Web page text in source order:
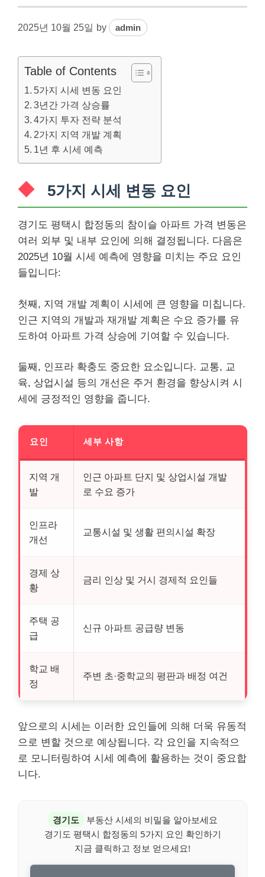
2025년 10월 25일 by admin
Table of Contents
5가지 시세 변동 요인
3년간 가격 상승률
4가지 투자 전략 분석
2가지 지역 개발 계획
1년 후 시세 예측
5가지 시세 변동 요인
경기도 평택시 합정동의 참이슬 아파트 가격 변동은
여러 외부 및 내부 요인에 의해 결정됩니다. 다음은
2025년 10월 시세 예측에 영향을 미치는 주요 요인
들입니다:
첫째, 지역 개발 계획이 시세에 큰 영향을 미칩니다.
인근 지역의 개발과 재개발 계획은 수요 증가를 유
도하여 아파트 가격 상승에 기여할 수 있습니다.
둘째, 인프라 확충도 중요한 요소입니다. 교통, 교
육, 상업시설 등의 개선은 주거 환경을 향상시켜 시
세에 긍정적인 영향을 줍니다.
요인 세부 사항
지역 개
발
인근 아파트 단지 및 상업시설 개발
로 수요 증가
인프라
개선
교통시설 및 생활 편의시설 확장
경제 상
황
금리 인상 및 거시 경제적 요인들
주택 공
급
신규 아파트 공급량 변동
학교 배
정
주변 초·중학교의 평판과 배정 여건
앞으로의 시세는 이러한 요인들에 의해 더욱 유동적
으로 변할 것으로 예상됩니다. 각 요인을 지속적으
로 모니터링하여 시세 예측에 활용하는 것이 중요합
니다.
경기도
부동산 시세의 비밀을 알아보세요
경기도 평택시 합정동의 5가지 요인 확인하기
지금 클릭하고 정보 얻으세요!